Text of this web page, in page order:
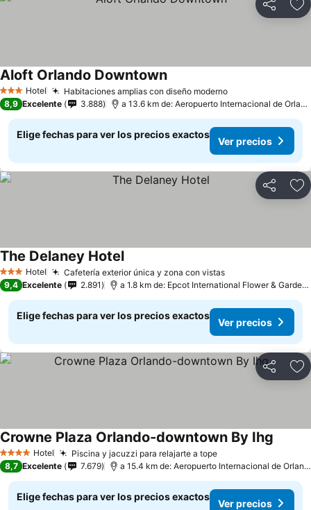
Compartir
3 Estrellas
Hotel Habitaciones amplias con diseño moderno
Aloft Orlando Downtown
8,9 Excelente 3.888 a 13.6 km de: Aeropuerto Internacional de Orlando
Elige fechas para ver los precios exactos
Ver precios
Compartir
3 Estrellas
Hotel Cafetería exterior única y zona con vistas
The Delaney Hotel
9,4 Excelente 2.891 a 1.8 km de: Epcot International Flower & Garden Festival
Elige fechas para ver los precios exactos
Ver precios
Compartir
4 EstrellasHotel Piscina y jacuzzi para relajarte a tope
Crowne Plaza Orlando-downtown By Ihg
8,7 Excelente 7.679 a 15.4 km de: Aeropuerto Internacional de Orlando
Elige fechas para ver los precios exactos
Ver precios